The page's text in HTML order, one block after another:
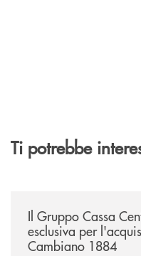
Ti potrebbe
Il Gruppo Cassa
esclusiva per
Cambiano 1884